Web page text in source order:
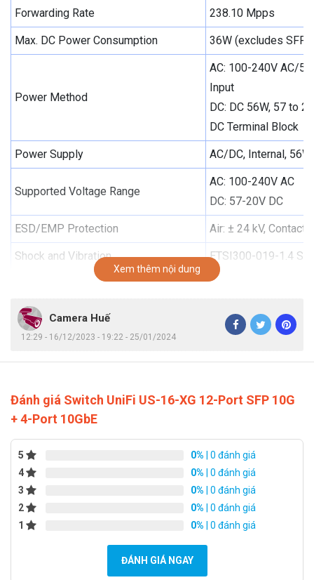
Forwarding Rate 238.10 Mpps
Max. DC Power Consumption 36W (excludes
Power Method
AC: 100-240V AC/
Input
DC: DC 56W, 57 to
DC Terminal Block
Power Supply AC/DC, Internal, 56W
Supported Voltage Range
AC: 100-240V AC
DC: 57-20V DC
ESD/EMP Protection Air: ± 24 kV, Contact:
Shock and Vibration ETSI300-019-1.4
Speed/Link/Activity
Operating Temperature
Operating Humidity 5 to 95%
Certifications
CE, FCC, IC
– Sản xuất tại Trung Quốc.
– Bảo hành: 12 tháng.
Lưu ý:
Giá sản phẩm có thể thay đổi theo tùy theo thời điểm,
để có báo giá chính xác nhất xin liên hệ phòng kinh doanh
Huế camera
để có giá tốt nhất tại thời điểm
Xem thêm nội dung
Camera Huế
12:29 - 16/12/2023 - 19:22 - 25/01/2024
Đánh giá Switch UniFi US-16-XG 12-Port SFP 10G
+ 4-Port 10GbE
5 0% | 0 đánh giá
4
0% | 0 đánh giá
3
0% | 0 đánh giá
2
0% | 0 đánh giá
1
0% | 0 đánh giá
ĐÁNH GIÁ NGAY